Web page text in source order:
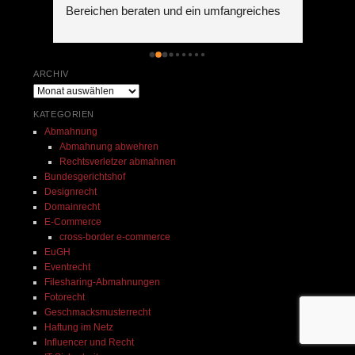
Bereichen beraten und ein umfangreiches
Seine Arbeit ist top, er erklärt alles genau
und ist sofort erreichbar, wenn man seine
Beratung braucht. Auch sein Team arbeitet
kann seine Kanzlei nur von ganzem
Herzen empfehlen.
ARCHIV
Archiv
KATEGORIEN
Abmahnung
Abmahnung abwehren
Rechtsverletzer abmahnen
Bundesgerichtshof
Designrecht
Domainrecht
E-Commerce
cross-border e-commerce
EuGH
Eventrecht
Filesharing-Abmahnungen
Fotorecht
Geschmacksmusterrecht
Haftung im Netz
Influencer und Recht